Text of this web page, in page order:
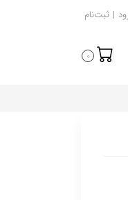
| ثبت‌نام
0